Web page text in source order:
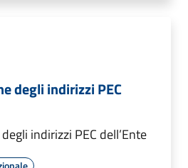
degli indirizzi PEC
indirizzi PEC dell’Ente